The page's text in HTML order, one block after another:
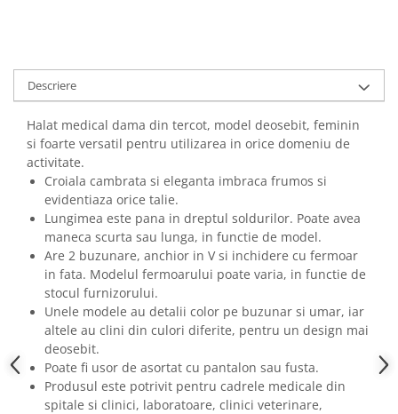
Descriere
Halat medical dama din tercot, model deosebit, feminin
si foarte versatil pentru utilizarea in orice domeniu de
activitate.
Croiala cambrata si eleganta imbraca frumos si
evidentiaza orice talie.
Lungimea este pana in dreptul soldurilor. Poate avea
maneca scurta sau lunga, in functie de model.
Are 2 buzunare, anchior in V si inchidere cu fermoar
in fata. Modelul fermoarului poate varia, in functie de
stocul furnizorului.
Unele modele au detalii color pe buzunar si umar, iar
altele au clini din culori diferite, pentru un design mai
deosebit.
Poate fi usor de asortat cu pantalon sau fusta.
Produsul este potrivit pentru cadrele medicale din
spitale si clinici, laboratoare, clinici veterinare,